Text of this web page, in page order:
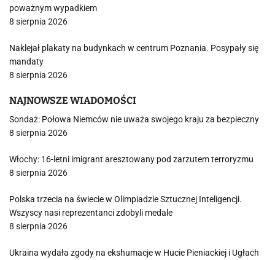
poważnym wypadkiem
8 sierpnia 2026
Naklejał plakaty na budynkach w centrum Poznania. Posypały się
mandaty
8 sierpnia 2026
NAJNOWSZE WIADOMOŚCI
Sondaż: Połowa Niemców nie uważa swojego kraju za bezpieczny
8 sierpnia 2026
Włochy: 16-letni imigrant aresztowany pod zarzutem terroryzmu
8 sierpnia 2026
Polska trzecia na świecie w Olimpiadzie Sztucznej Inteligencji.
Wszyscy nasi reprezentanci zdobyli medale
8 sierpnia 2026
Ukraina wydała zgody na ekshumacje w Hucie Pieniackiej i Ugłach